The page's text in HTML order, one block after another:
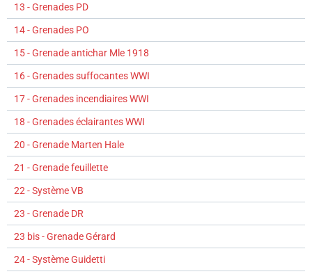
13 - Grenades PD
14 - Grenades PO
15 - Grenade antichar Mle 1918
16 - Grenades suffocantes WWI
17 - Grenades incendiaires WWI
18 - Grenades éclairantes WWI
20 - Grenade Marten Hale
21 - Grenade feuillette
22 - Système VB
23 - Grenade DR
23 bis - Grenade Gérard
24 - Système Guidetti